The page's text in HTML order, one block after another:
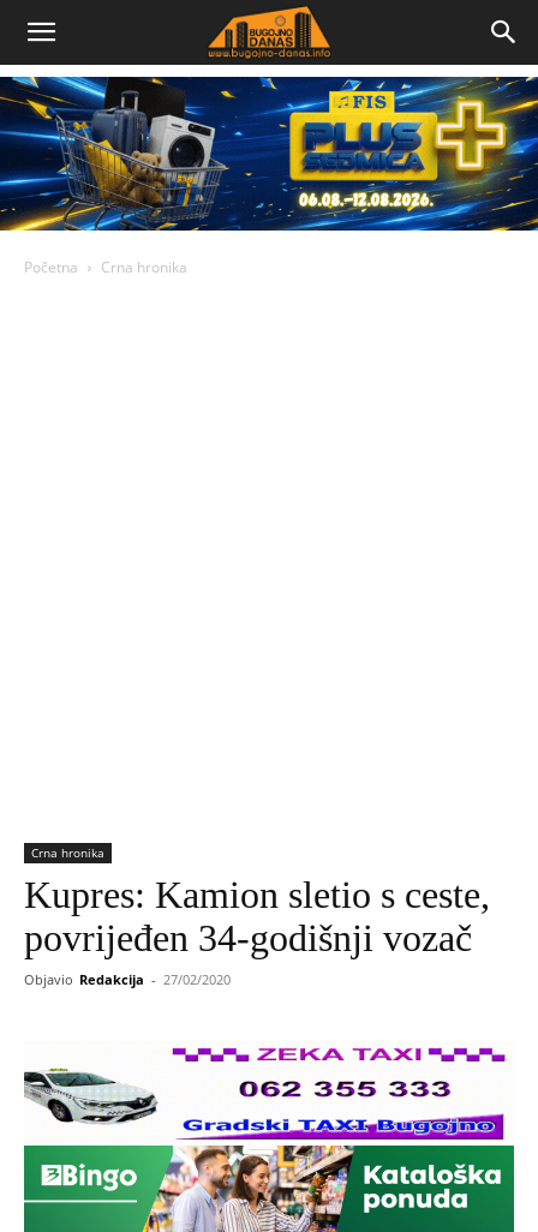
Bugojno
Danas
Početna Crna hronika
Crna hronika
Kupres: Kamion sletio s ceste,
povrijeđen 34-godišnji vozač
Objavio Redakcija - 27/02/2020